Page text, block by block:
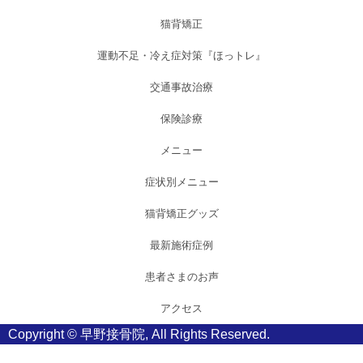
猫背矯正
運動不足・冷え症対策『ほっトレ』
交通事故治療
保険診療
メニュー
症状別メニュー
猫背矯正グッズ
最新施術症例
患者さまのお声
アクセス
Copyright © 早野接骨院, All Rights Reserved.